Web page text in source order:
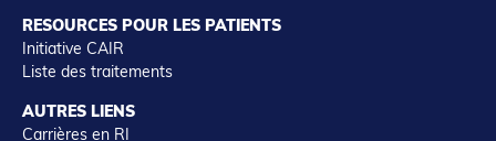
RESOURCES POUR LES PATIENTS
Initiative CAIR
Liste des traitements
AUTRES LIENS
Carrières en RI